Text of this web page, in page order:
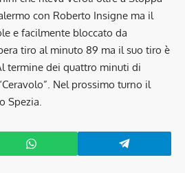
con Roberto Insigne ma il
e facilmente bloccato da
tiro al minuto 89 ma il suo tiro è
termine dei quattro minuti di
Nel prossimo turno il
Spezia.